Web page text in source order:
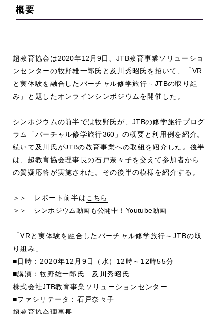
概要
超教育協会は2020年12 月 9日、 JTB教育事業ソリューショ
ンセンターの牧野雄一郎氏と及川秀昭氏を招いて、「VR
と実体験を融合したバーチャル修学旅行～ JTBの取り組
み」と題したオンラインシンポジウムを開催した。
シンポジウムの前半では牧野氏が、 JTBの修学旅行プログ
ラム「バーチャル修学旅行360 」の概要と利用例を紹介。
続いて及川氏がJTBの教育事業への取組を紹介した。後半
は、超教育協会理事長の石戸奈々子を交えて参加者から
の質疑応答が実施された。その後半の模様を紹介する。
＞＞ レポート前半は こちら
＞＞ シンポジウム動画も公開中！ Youtube動画
「VRと実体験を融合したバーチャル修学旅行～JTBの取
り組み」
■日時：2020年12月9日（水）12時～12時55分
■講演：牧野雄一郎氏 及川秀昭氏
株式会社JTB教育事業ソリューションセンター
■ファシリテータ：石戸奈々子
超教育協会理事長